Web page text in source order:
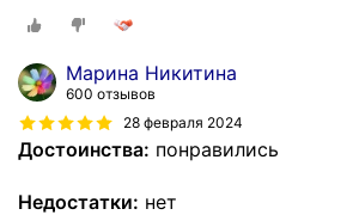
Марина Никитина
600 отзывов
28 февраля 2024
Достоинства: понравились
Недостатки: нет